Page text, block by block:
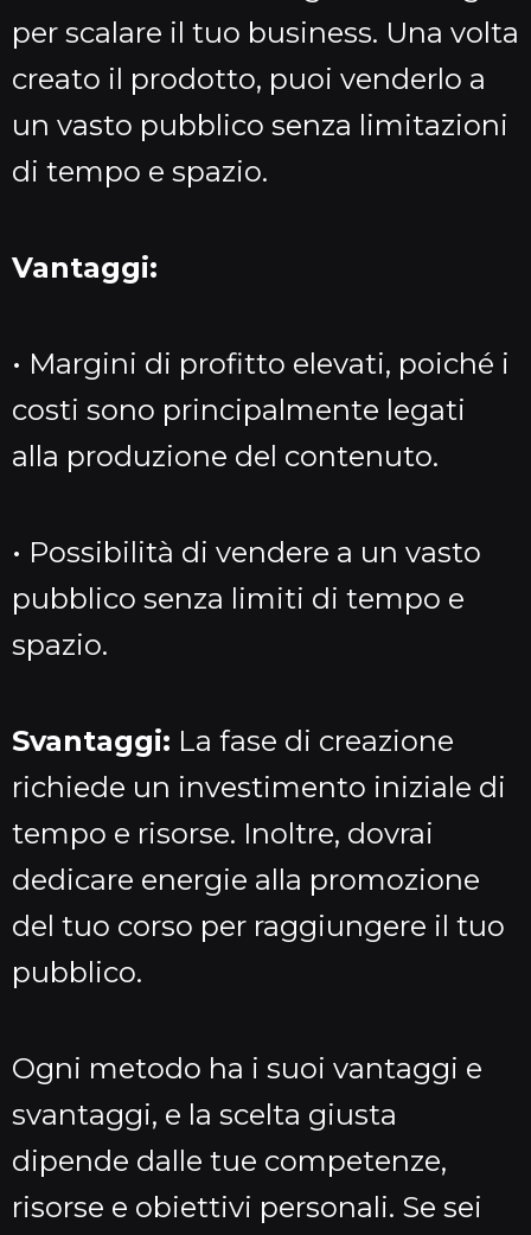
per scalare il tuo business. Una volta
creato il prodotto, puoi venderlo a
un vasto pubblico senza limitazioni
di tempo e spazio.
Vantaggi:
• Margini di profitto elevati, poiché i
costi sono principalmente legati
alla produzione del contenuto.
• Possibilità di vendere a un vasto
pubblico senza limiti di tempo e
spazio.
Svantaggi: La fase di creazione
richiede un investimento iniziale di
tempo e risorse. Inoltre, dovrai
dedicare energie alla promozione
del tuo corso per raggiungere il tuo
pubblico.
Ogni metodo ha i suoi vantaggi e
svantaggi, e la scelta giusta
dipende dalle tue competenze,
risorse e obiettivi personali. Se sei